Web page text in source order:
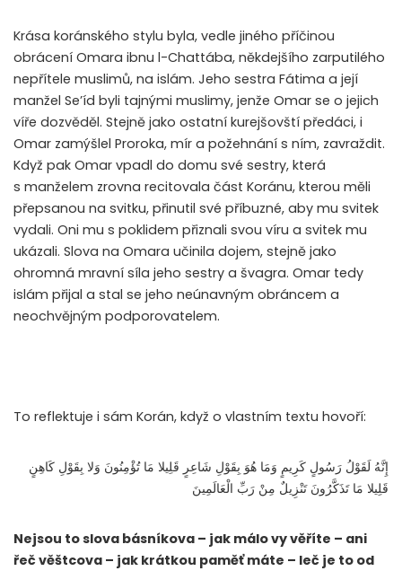
Krása koránského stylu byla, vedle jiného příčinou
obrácení Omara ibnu l-Chattába, někdejšího zarputilého
nepřítele muslimů, na islám. Jeho sestra Fátima a její
manžel Se’íd byli tajnými muslimy, jenže Omar se o jejich
víře dozvěděl. Stejně jako ostatní kurejšovští předáci, i
Omar zamýšlel Proroka, mír a požehnání s ním, zavraždit.
Když pak Omar vpadl do domu své sestry, která
s manželem zrovna recitovala část Koránu, kterou měli
přepsanou na svitku, přinutil své příbuzné, aby mu svitek
vydali. Oni mu s poklidem přiznali svou víru a svitek mu
ukázali. Slova na Omara učinila dojem, stejně jako
ohromná mravní síla jeho sestry a švagra. Omar tedy
islám přijal a stal se jeho neúnavným obráncem a
neochvějným podporovatelem.
To reflektuje i sám Korán, když o vlastním textu hovoří:
إِنَّهُ لَقَوْلُ رَسُولٍ كَرِيمٍ وَمَا هُوَ بِقَوْلِ شَاعِرٍ قَلِيلا مَا تُؤْمِنُونَ وَلا بِقَوْلِ كَاهِنٍ
قَلِيلا مَا تَذَكَّرُونَ تَنْزِيلٌ مِنْ رَبِّ الْعَالَمِينَ
Nejsou to slova básníkova – jak málo vy věříte – ani
řeč věštcova – jak krátkou paměť máte – leč je to od